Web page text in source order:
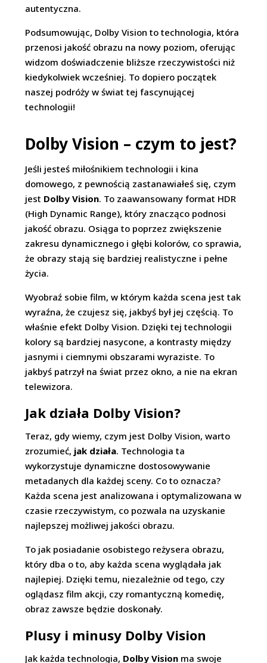
autentyczna.
Podsumowując, Dolby Vision to technologia, która
przenosi jakość obrazu na nowy poziom, oferując
widzom doświadczenie bliższe rzeczywistości niż
kiedykolwiek wcześniej. To dopiero początek
naszej podróży w świat tej fascynującej
technologii!
Dolby Vision – czym to jest?
Jeśli jesteś miłośnikiem technologii i kina
domowego, z pewnością zastanawiałeś się, czym
jest Dolby Vision. To zaawansowany format HDR
(High Dynamic Range), który znacząco podnosi
jakość obrazu. Osiąga to poprzez zwiększenie
zakresu dynamicznego i głębi kolorów, co sprawia,
że obrazy stają się bardziej realistyczne i pełne
życia.
Wyobraź sobie film, w którym każda scena jest tak
wyraźna, że czujesz się, jakbyś był jej częścią. To
właśnie efekt Dolby Vision. Dzięki tej technologii
kolory są bardziej nasycone, a kontrasty między
jasnymi i ciemnymi obszarami wyraziste. To
jakbyś patrzył na świat przez okno, a nie na ekran
telewizora.
Jak działa Dolby Vision?
Teraz, gdy wiemy, czym jest Dolby Vision, warto
zrozumieć, jak działa. Technologia ta
wykorzystuje dynamiczne dostosowywanie
metadanych dla każdej sceny. Co to oznacza?
Każda scena jest analizowana i optymalizowana w
czasie rzeczywistym, co pozwala na uzyskanie
najlepszej możliwej jakości obrazu.
To jak posiadanie osobistego reżysera obrazu,
który dba o to, aby każda scena wyglądała jak
najlepiej. Dzięki temu, niezależnie od tego, czy
oglądasz film akcji, czy romantyczną komedię,
obraz zawsze będzie doskonały.
Plusy i minusy Dolby Vision
Jak każda technologia, Dolby Vision ma swoje